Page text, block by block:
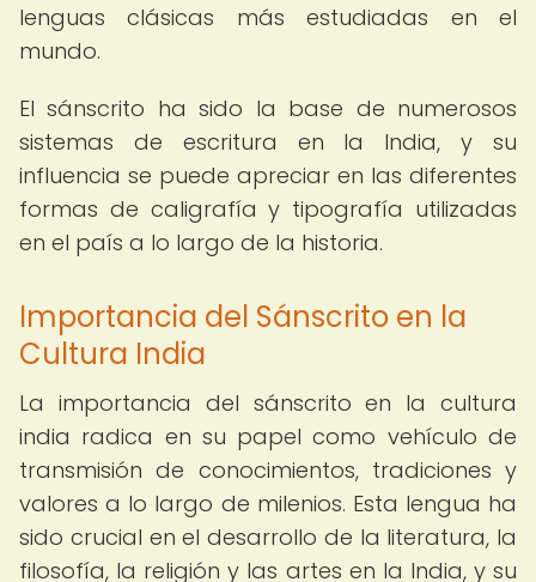
lenguas clásicas más estudiadas en el
mundo.
El sánscrito ha sido la base de numerosos
sistemas de escritura en la India, y su
influencia se puede apreciar en las diferentes
formas de caligrafía y tipografía utilizadas
en el país a lo largo de la historia.
Importancia del Sánscrito en la
Cultura India
La importancia del sánscrito en la cultura
india radica en su papel como vehículo de
transmisión de conocimientos, tradiciones y
valores a lo largo de milenios. Esta lengua ha
sido crucial en el desarrollo de la literatura, la
filosofía, la religión y las artes en la India, y su